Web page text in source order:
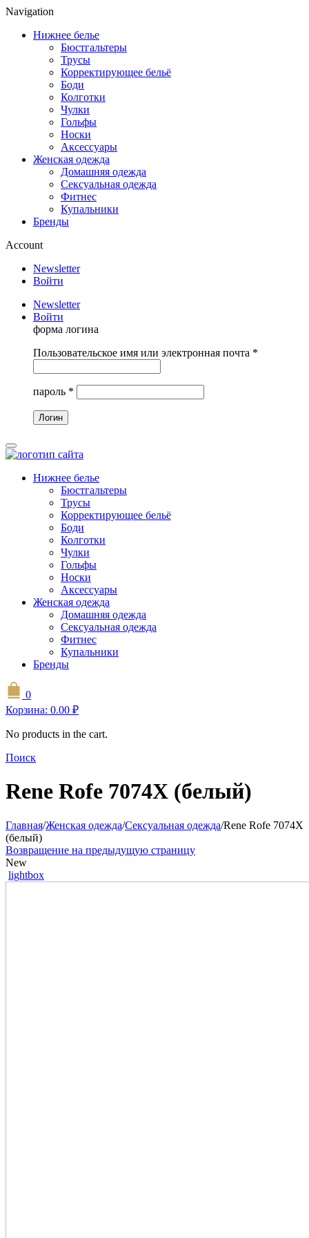
Navigation
Нижнее белье
Бюстгальтеры
Трусы
Корректирующее бельё
Боди
Колготки
Чулки
Гольфы
Носки
Аксессуары
Женская одежда
Домашняя одежда
Сексуальная одежда
Фитнес
Купальники
Бренды
Account
Newsletter
Войти
Newsletter
Войти
форма логина
Пользовательское имя или электронная почта *
пароль *
Нижнее белье
Бюстгальтеры
Трусы
Корректирующее бельё
Боди
Колготки
Чулки
Гольфы
Носки
Аксессуары
Женская одежда
Домашняя одежда
Сексуальная одежда
Фитнес
Купальники
Бренды
0
Корзина: 0.00 ₽
No products in the cart.
Поиск
Rene Rofe 7074X (белый)
Главная/Женская одежда/Сексуальная одежда/Rene Rofe 7074X
(белый)
Возвращение на предыдущую страницу
New
lightbox